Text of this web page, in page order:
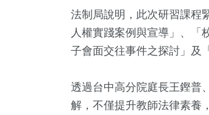
法制局說明，此次研習課程
人權實踐案例與宣導」、「
子會面交往事件之探討」及
透過台中高分院庭長王鏗普
解，不僅提升教師法律素養
運動 影視
+ 11+
2024立委